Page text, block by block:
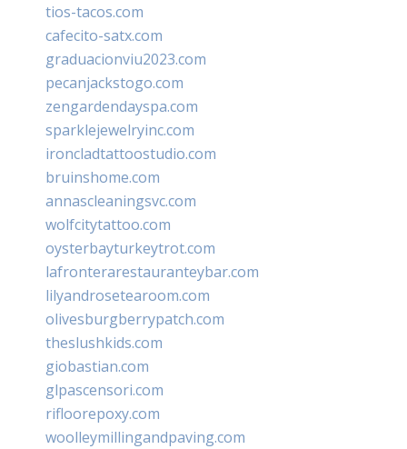
tios-tacos.com
cafecito-satx.com
graduacionviu2023.com
pecanjackstogo.com
zengardendayspa.com
sparklejewelryinc.com
ironcladtattoostudio.com
bruinshome.com
annascleaningsvc.com
wolfcitytattoo.com
oysterbayturkeytrot.com
lafronterarestauranteybar.com
lilyandrosetearoom.com
olivesburgberrypatch.com
theslushkids.com
giobastian.com
glpascensori.com
rifloorepoxy.com
woolleymillingandpaving.com